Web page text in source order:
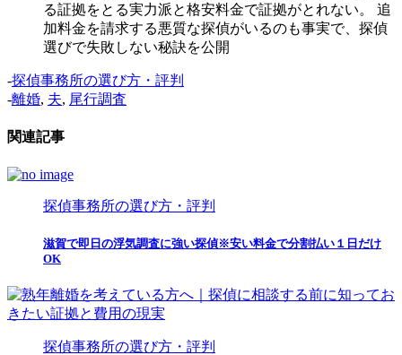
る証拠をとる実力派と格安料金で証拠がとれない。 追
加料金を請求する悪質な探偵がいるのも事実で、探偵
選びで失敗しない秘訣を公開
-探偵事務所の選び方・評判
-離婚, 夫, 尾行調査
関連記事
探偵事務所の選び方・評判
滋賀で即日の浮気調査に強い探偵※安い料金で分割払い１日だけ
OK
探偵事務所の選び方・評判